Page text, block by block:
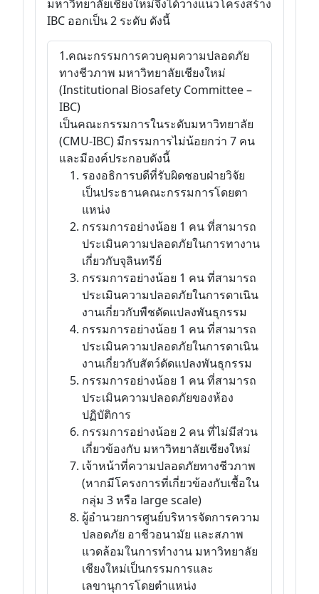
มหาวิทยาลัยเชียงใหม่จึงได้วางแนวโครงสร้าง
IBC ออกเป็น 2 ระดับ ดังนี้
1.คณะกรรมการควบคุมความปลอดภัย
ทางชีวภาพ มหาวิทยาลัยเชียงใหม่
(Institutional Biosafety Committee –
IBC)
เป็นคณะกรรมการในระดับมหาวิทยาลัย
(CMU-IBC) มีกรรมการไม่น้อยกว่า 7 คน
และมีองค์ประกอบดังนี้
รองอธิการบดีที่รับผิดชอบฝ่ายวิจัย
เป็นประธานคณะกรรมการโดยตา
แหน่ง
กรรมการอย่างน้อย 1 คน ที่สามารถ
ประเมินความปลอดภัยในการทางาน
เกี่ยวกับจุลินทรีย์
กรรมการอย่างน้อย 1 คน ที่สามารถ
ประเมินความปลอดภัยในการดาเนิน
งานเกี่ยวกับพืชดัดแปลงพันธุกรรม
กรรมการอย่างน้อย 1 คน ที่สามารถ
ประเมินความปลอดภัยในการดาเนิน
งานเกี่ยวกับสัตว์ดัดแปลงพันธุกรรม
กรรมการอย่างน้อย 1 คน ที่สามารถ
ประเมินความปลอดภัยของห้อง
ปฏิบัติการ
กรรมการอย่างน้อย 2 คน ที่ไม่มีส่วน
เกี่ยวข้องกับ มหาวิทยาลัยเชียงใหม่
เจ้าหน้าที่ความปลอดภัยทางชีวภาพ
(หากมีโครงการที่เกี่ยวข้องกับเชื้อใน
กลุ่ม 3 หรือ large scale)
ผู้อำนวยการศูนย์บริหารจัดการความ
ปลอดภัย อาชีวอนามัย และสภาพ
แวดล้อมในการทำงาน มหาวิทยาลัย
เชียงใหม่เป็นกรรมการและ
เลขานุการโดยตำแหน่ง